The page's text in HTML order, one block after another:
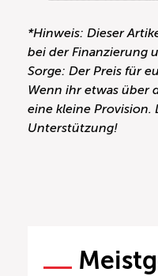
*Hinweis: Dieser
bei der Finanzierung
Sorge: Der Preis für
Wenn ihr etwas über
eine kleine Provision.
Unterstützung!